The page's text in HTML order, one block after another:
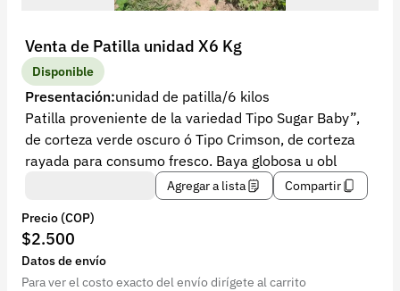
Venta de Patilla unidad X6 Kg
Disponible
Presentación:unidad de patilla/6 kilos
Patilla proveniente de la variedad Tipo Sugar Baby”,
de corteza verde oscuro ó Tipo Crimson, de corteza
rayada para consumo fresco. Baya globosa u obl
Agregar a lista
Compartir
Precio (COP)
$2.500
Datos de envío
Para ver el costo exacto del envío dirígete al carrito
Recuperar contraseña
Contacto
Soporte
+57 323 2931928
© 2026 Croper.com Todos los derechos reservados
Versión 5.45.0
Síguenos